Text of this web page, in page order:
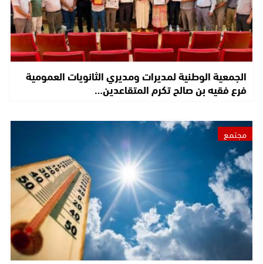
الجمعية الوطنية لمديرات ومديري الثانويات العمومية
فرع فقيه بن صالح تكرم المتقاعدين…
مجتمع